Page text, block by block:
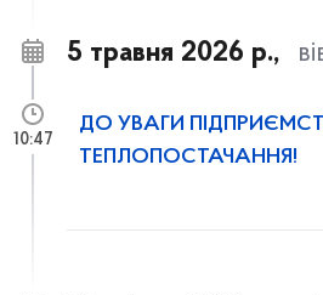
5 травня 2026 р.,
ДО УВАГИ
ТЕПЛОПОСТАЧАННЯ!
10:47